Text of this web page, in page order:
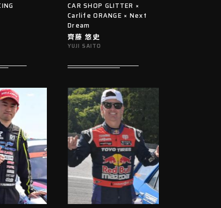
CAR SHOP GLITTER ×
Carlife ORANGE × Next
Dream
⿑藤 悠史
YUJI SAITO